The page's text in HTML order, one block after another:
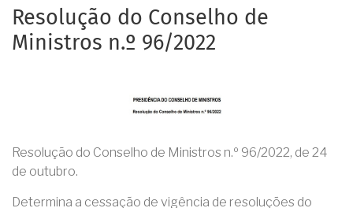
Resolução do Conselho de
Ministros n.º 96/2022
Resolução do Conselho de Ministros n.º 96/2022, de 24
de outubro.
Determina a cessação de vigência de resoluções do